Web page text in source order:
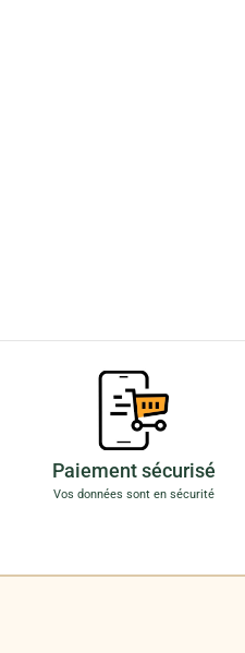
Paiement sécurisé
Vos données sont en sécurité